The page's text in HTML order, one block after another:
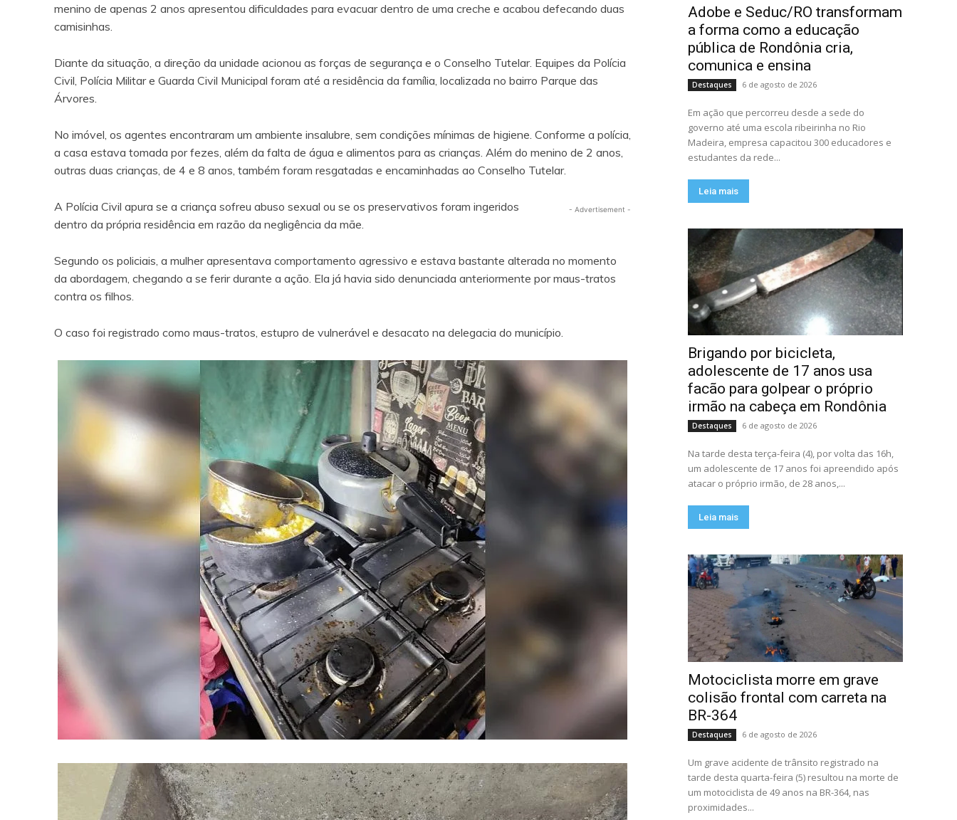
menino de apenas 2 anos apresentou dificuldades para evacuar dentro de uma creche e acabou defecando duas
camisinhas.
Diante da situação, a direção da unidade acionou as forças de segurança e o Conselho Tutelar. Equipes da Polícia
Civil, Polícia Militar e Guarda Civil Municipal foram até a residência da família, localizada no bairro Parque das
Árvores.
No imóvel, os agentes encontraram um ambiente insalubre, sem condições mínimas de higiene. Conforme a polícia,
a casa estava tomada por fezes, além da falta de água e alimentos para as crianças. Além do menino de 2 anos,
outras duas crianças, de 4 e 8 anos, também foram resgatadas e encaminhadas ao Conselho Tutelar.
- Advertisement -
A Polícia Civil apura se a criança sofreu abuso sexual ou se os preservativos foram ingeridos
dentro da própria residência em razão da negligência da mãe.
Segundo os policiais, a mulher apresentava comportamento agressivo e estava bastante alterada no momento
da abordagem, chegando a se ferir durante a ação. Ela já havia sido denunciada anteriormente por maus-tratos
contra os filhos.
O caso foi registrado como maus-tratos, estupro de vulnerável e desacato na delegacia do município.
Adobe e Seduc/RO transformam
a forma como a educação
pública de Rondônia cria,
comunica e ensina
Destaques 6 de agosto de 2026
Em ação que percorreu desde a sede do
governo até uma escola ribeirinha no Rio
Madeira, empresa capacitou 300 educadores e
estudantes da rede...
Leia mais
Brigando por bicicleta,
adolescente de 17 anos usa
facão para golpear o próprio
irmão na cabeça em Rondônia
Destaques 6 de agosto de 2026
Na tarde desta terça-feira (4), por volta das 16h,
um adolescente de 17 anos foi apreendido após
atacar o próprio irmão, de 28 anos,...
Leia mais
Motociclista morre em grave
colisão frontal com carreta na
BR-364
Destaques 6 de agosto de 2026
Um grave acidente de trânsito registrado na
tarde desta quarta-feira (5) resultou na morte de
um motociclista de 49 anos na BR-364, nas
proximidades...